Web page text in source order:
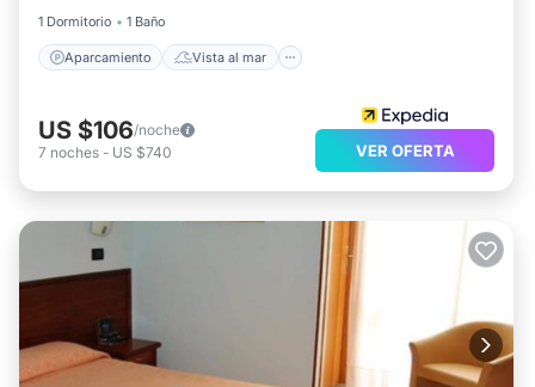
1 Dormitorio
1 Baño
Aparcamiento Vista al mar
US $106/noche
7 noches - US $740 VER OFERTA